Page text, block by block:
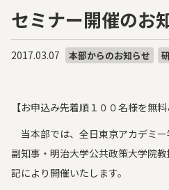
セミナー開催のお
2017.03.07 本部からのお知らせ
【お申込み先着順１００名様を無料
当本部では、全日東京アカデミ
副知事・明治大学公共政策大学院
記により開催いたします。